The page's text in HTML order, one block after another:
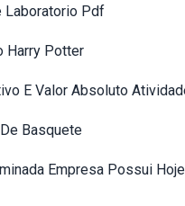
Laboratorio Pdf
Harry Potter
E Valor Absoluto
Basquete
Empresa Possui